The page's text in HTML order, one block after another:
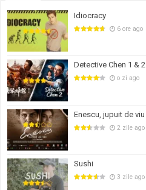
Idiocracy
6 ore ago
Detective Chen 1 & 2
o zi ago
Enescu, jupuit de viu
2 zile ago
Sushi
3 zile ago